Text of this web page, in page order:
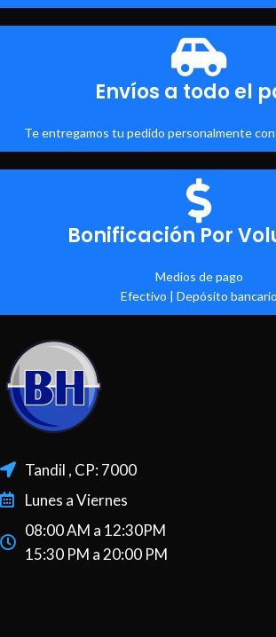
Envíos a todo el
Te entregamos tu pedido personalmente
Bonificación Por
Medios de pago
Efectivo | Depósito bancario
Tandil , CP: 7000
Lunes a Viernes
08:00 AM a 12:30PM
15:30 PM a 20:00 PM